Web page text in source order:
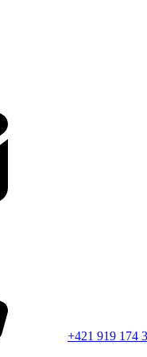
+421 919 174